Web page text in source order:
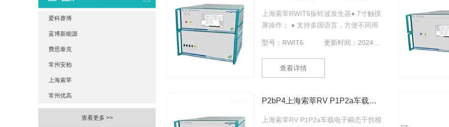
爱科赛博
蓝博新能源
费思泰克
常州安柏
上海索莘
常州优高
查看更多 >>
上海索莘RWIT6振铃波发生器● 7寸触摸
屏操作； ● 支持多国语言，方便不同用
动检测测试环境并提醒使用者； ● 可编
程操作，实现一键完成设定功能； ● 内
置标准等级参数 ，操作方便快捷； ●
型号：RWIT6
查看详情
P2bP4上海索莘RV P1P2a车载电子瞬态干扰模拟器
上海索莘RV P1P2a车载电子瞬态干扰模